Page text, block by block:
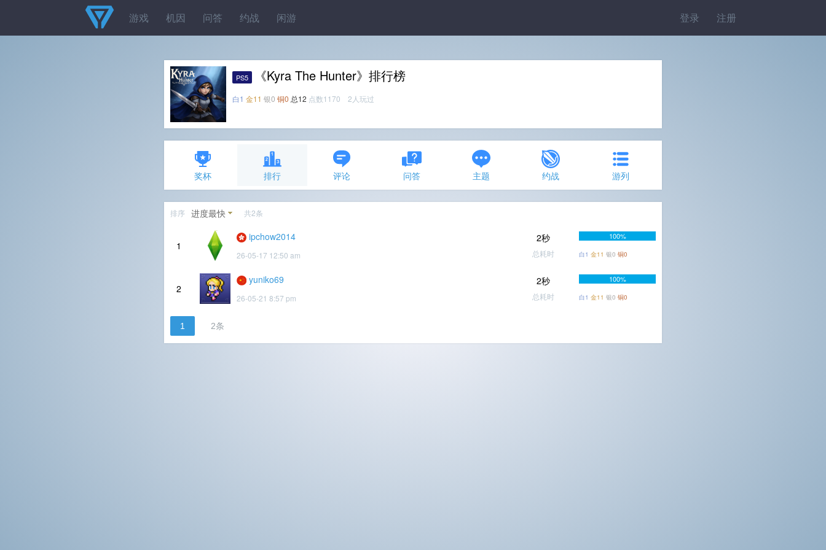
登录 注册
游戏 机因 问答 约战 闲游
PS5 《Kyra The Hunter》排行榜
白1 金11 银0 铜0 总12 点数1170 2人玩过
奖杯 排行 评论 问答 主题 约战 游列
排序 进度最快 共2条
1
ipchow2014
26-05-17 12:50 am
2秒
总耗时
100%
白1 金11 银0 铜0
2
yuniko69
26-05-21 8:57 pm
2秒
总耗时
100%
白1 金11 银0 铜0
1 2条